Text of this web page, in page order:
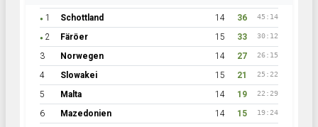
● 1 Schottland 14 36 45:14
● 2 Färöer 15 33 30:12
3 Norwegen 14 27 26:15
4 Slowakei 15 21 25:22
5 Malta 14 19 22:29
6 Mazedonien 14 15 19:24